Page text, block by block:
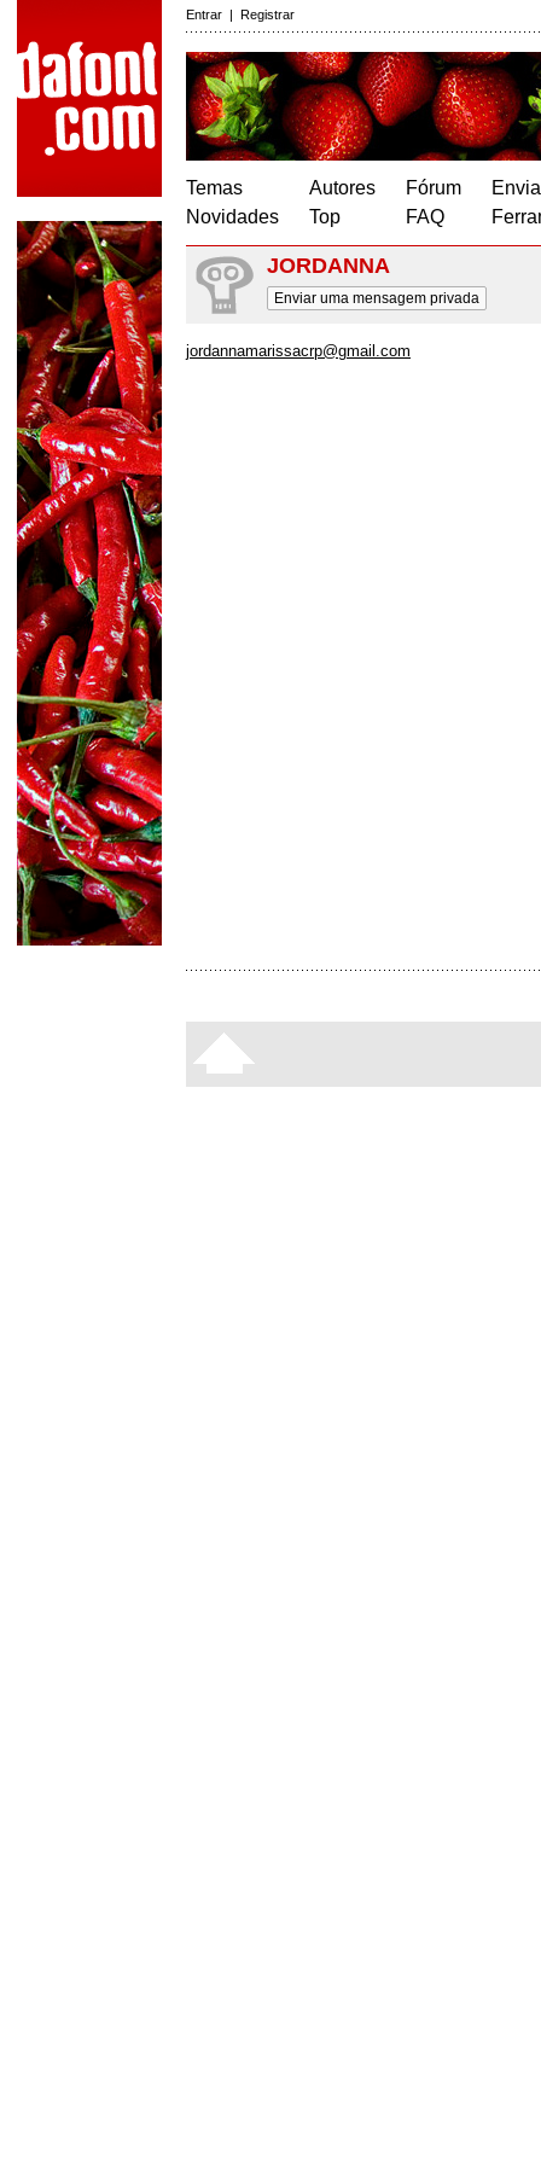
Entrar | Registrar
Temas
Novidades
Autores
Top
Fórum
FAQ
JORDANNA
Enviar uma mensagem privada
jordannamarissacrp@gmail.com